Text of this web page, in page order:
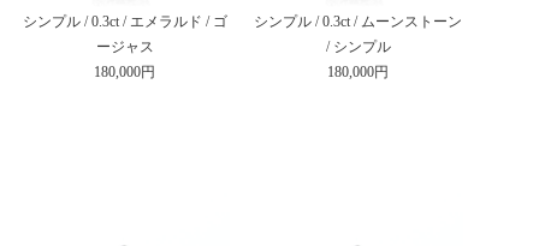
シンプル / 0.3ct / エメラルド / ゴ
ージャス
180,000円
シンプル / 0.3ct / ムーンストーン
/ シンプル
180,000円